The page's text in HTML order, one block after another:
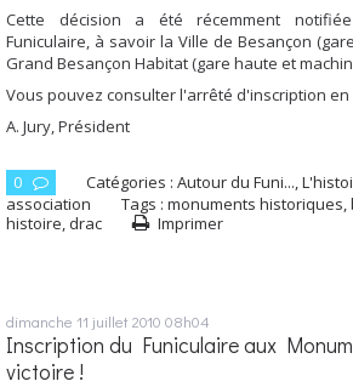
Cette décision a été récemment
Funiculaire, à savoir la Ville de Besançon
Grand Besançon Habitat (gare haute et
Vous pouvez consulter l'arrêté d'inscription en
A. Jury, Président
0 Catégories : Autour du Funi...
association
Tags : monuments historiques
histoire drac Imprimer
dimanche 11 juillet 2010 08h04
Inscription du Funiculaire aux
victoire !